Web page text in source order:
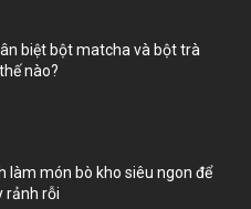
biệt bột matcha và bột trà
nào?
làm món bò kho siêu ngon để
rảnh rỗi